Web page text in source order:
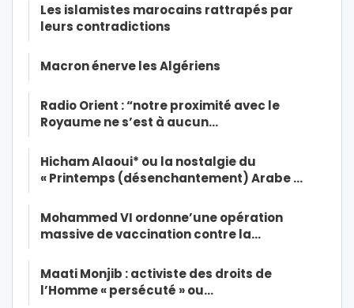
Les islamistes marocains rattrapés par
leurs contradictions
Macron énerve les Algériens
Radio Orient : “notre proximité avec le
Royaume ne s’est à aucun…
Hicham Alaoui* ou la nostalgie du
« Printemps (désenchantement) Arabe …
Mohammed VI ordonne’une opération
massive de vaccination contre la…
Maati Monjib : activiste des droits de
l’Homme « persécuté » ou…